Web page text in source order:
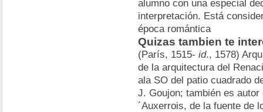
alumno con una especial
interpretación. Está
época romántica
Quizas tambien te
(París, 1515- id., 1578)
de la arquitectura del
ala SO del patio cuadrado
J. Goujon; también es
´Auxerrois, de la fuente de